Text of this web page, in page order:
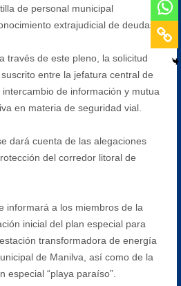
de personal municipal
extrajudicial de deudas.
través de este pleno, la solicitud
entre la jefatura central de
de información y mutua
en materia de seguridad vial.
dará cuenta de las alegaciones
del corredor litoral de
informará a los miembros de la
inicial del plan especial para
transformadora de energía
de Manilva, así como de la
especial “playa paraíso”.